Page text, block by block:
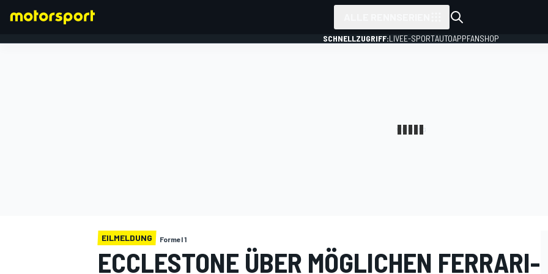
SCHNELLZUGRIFF:LIVEE-SPORTAUTOAPPFANSHOP
EILMELDUNG Formel 1
ECCLESTONE ÜBER MÖGLICHEN FERRARI-